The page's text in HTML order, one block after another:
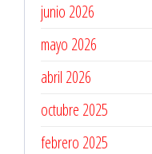
junio 2026
mayo 2026
abril 2026
octubre 2025
febrero 2025